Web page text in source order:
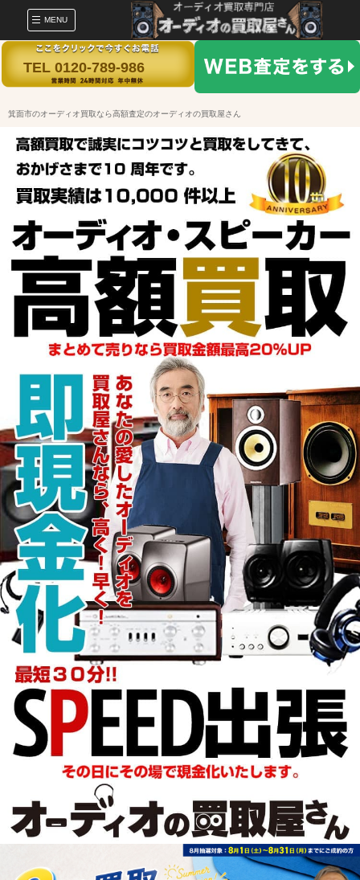
MENU
TEL 0120-789-986
箕面市のオーディオ買取なら高額査定のオーディオの買取屋さん